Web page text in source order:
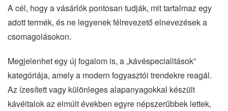
A cél, hogy a vásárlók pontosan tudják, mit tartalmaz egy
adott termék, és ne legyenek félrevezető elnevezések a
csomagolásokon.
Megjelenhet egy új fogalom is, a „kávéspecialitások”
kategóriája, amely a modern fogyasztói trendekre reagál.
Az ízesített vagy különleges alapanyagokkal készült
kávéitalok az elmúlt években egyre népszerűbbek lettek,